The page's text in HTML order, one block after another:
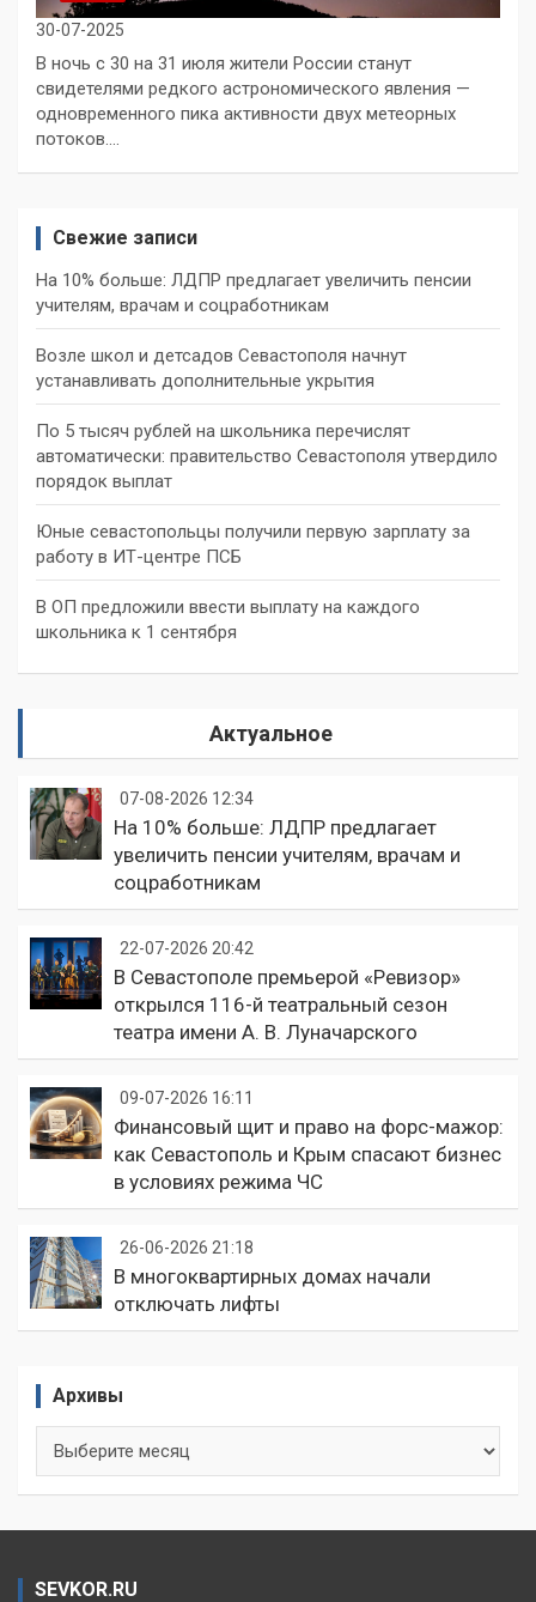
30-07-2025
В ночь с 30 на 31 июля жители России станут
свидетелями редкого астрономического явления —
одновременного пика активности двух метеорных
потоков.…
Свежие записи
На 10% больше: ЛДПР предлагает увеличить пенсии
учителям, врачам и соцработникам
Возле школ и детсадов Севастополя начнут
устанавливать дополнительные укрытия
По 5 тысяч рублей на школьника перечислят
автоматически: правительство Севастополя утвердило
порядок выплат
Юные севастопольцы получили первую зарплату за
работу в ИТ-центре ПСБ
В ОП предложили ввести выплату на каждого
школьника к 1 сентября
Актуальное
07-08-2026 12:34
На 10% больше: ЛДПР предлагает
увеличить пенсии учителям, врачам и
соцработникам
22-07-2026 20:42
В Севастополе премьерой «Ревизор»
открылся 116-й театральный сезон
театра имени А. В. Луначарского
09-07-2026 16:11
Финансовый щит и право на форс-мажор:
как Севастополь и Крым спасают бизнес
в условиях режима ЧС
26-06-2026 21:18
В многоквартирных домах начали
отключать лифты
Архивы
SEVKOR.RU